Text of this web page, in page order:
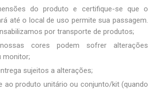
do produto e certifique-se que o
até o local de uso permite sua passagem.
por transporte de produtos;
cores podem sofrer alterações
monitor;
sujeitos a alterações;
ao produto unitário ou conjunto/kit (quando